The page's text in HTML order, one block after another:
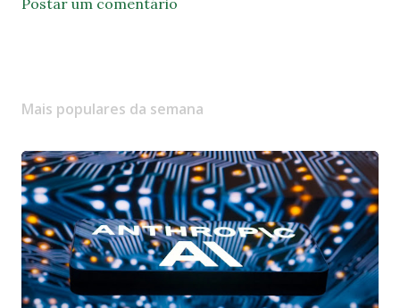
Mais populares da semana